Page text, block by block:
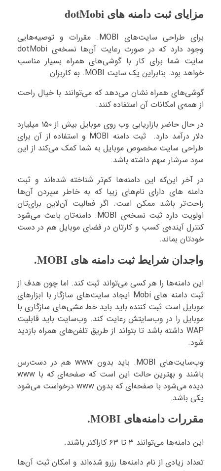
مزایای ثبت دامنه های dotMobi
برای طراحی سایت‌های MOBI. مقررات و توصیه‌هایی
وجود دارد که در صورت رعایت آن‌ها نسخه‌ی dotMobi
سایت شما برای کار با گوشی‌های همراه بسیار مناسب
خواهد بود. بنابراین یک سایت MOBI. به کاربران
گوشی‌های همراه نشان می‌دهد که می‌توانند با خیال راحت
از همه‌ی امکانات آن استفاده کنند.
در حال حاضر بازاریابی وب روی موبایل بیش از ۱۵۰ میلیارد
دلار درآمد دارد. ثبت دامنه MOBI و استفاده از آن برای
طراحی سایت مخصوص موبایل به شما کمک می‌کند از این
سود سرشار سهم داشته باشد.
در آخر این‌که این دامنه‌ها کم‌تر شناخته شده‌اند و ثبت
دامنه های دارای نام‌های زیبا که به خاطر سپردن آن‌ها
راحت‌تر باشد ممکن است. اگر فعالیت آن‌لاین برای‌تان
اولویت دارد ثبت نسخه‌ی MOBI. دامنه‌تان باعث می‌شود
کنترل آینده‌ی کسب و کارتان در فضای موبایل هم در دست
خودتان بماند.
واجدان شرایط ثبت دامنه های MOBI.
این دامنه‌ها را هر کسی می‌تواند ثبت کند. اما چون هدف از
ثبت دامنه های Mobi ایجاد سایت‌های سازگار با ابزارهای
موبایل است ثبت کننده باید باید خط مشی‌های سازگاری با
موبایل را در وب‌سایتش رعایت کند. وب‌سایت باید قابلیت
WAP داشته باشد تا بتواند از طریق تلفن‌های همراه بازدید
شود.
وب‌سایت‌های MOBI. باید بدون www هم در دست‌رس
باشند و بهترین حالت این است که صفحه‌ای که با www
دیده می‌شود با صفحه‌ای که بدون www درخواست می‌شود
یکی باشد.
مقررات دامنه‌های MOBI.
این دامنه‌ها می‌توانند ۳ تا ۶۳ کاراکتر باشند.
تعداد زیادی از نام دامنه‌ها رزرو شده‌اند و امکان ثبت آن‌ها